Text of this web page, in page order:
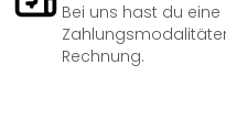
Bei uns hast du
Rechnung.